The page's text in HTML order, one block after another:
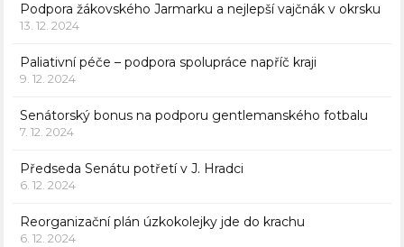
Podpora žákovského Jarmarku a nejlepší vajčnák v okrsku
13. 12. 2024
Paliativní péče – podpora spolupráce napříč kraji
9. 12. 2024
Senátorský bonus na podporu gentlemanského fotbalu
7. 12. 2024
Předseda Senátu potřetí v J. Hradci
6. 12. 2024
Reorganizační plán úzkokolejky jde do krachu
6. 12. 2024